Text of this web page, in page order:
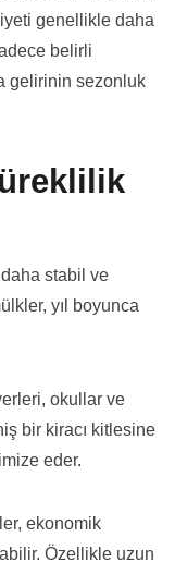
genellikle daha
belirli
gelirinin sezonluk
stabil ve
yıl boyunca
okullar ve
bir kiracı kitlesine
eder.
ekonomik
Özellikle uzun